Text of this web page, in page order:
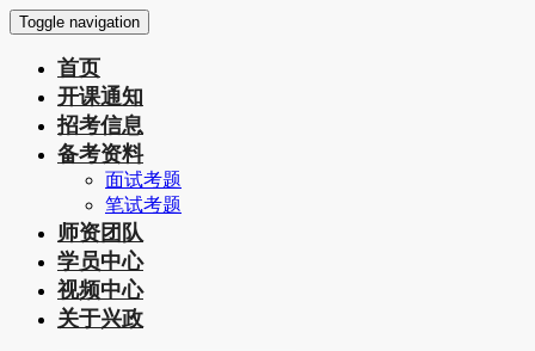
Toggle navigation
首页
开课通知
招考信息
备考资料
面试考题
笔试考题
师资团队
学员中心
视频中心
关于兴政